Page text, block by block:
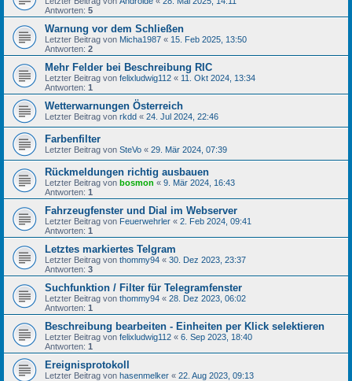
Antworten: 5
Warnung vor dem Schließen
Letzter Beitrag von Micha1987 « 15. Feb 2025, 13:50
Antworten: 2
Mehr Felder bei Beschreibung RIC
Letzter Beitrag von felixludwig112 « 11. Okt 2024, 13:34
Antworten: 1
Wetterwarnungen Österreich
Letzter Beitrag von rkdd « 24. Jul 2024, 22:46
Farbenfilter
Letzter Beitrag von SteVo « 29. Mär 2024, 07:39
Rückmeldungen richtig ausbauen
Letzter Beitrag von bosmon « 9. Mär 2024, 16:43
Antworten: 1
Fahrzeugfenster und Dial im Webserver
Letzter Beitrag von Feuerwehrler « 2. Feb 2024, 09:41
Antworten: 1
Letztes markiertes Telgram
Letzter Beitrag von thommy94 « 30. Dez 2023, 23:37
Antworten: 3
Suchfunktion / Filter für Telegramfenster
Letzter Beitrag von thommy94 « 28. Dez 2023, 06:02
Antworten: 1
Beschreibung bearbeiten - Einheiten per Klick selektieren
Letzter Beitrag von felixludwig112 « 6. Sep 2023, 18:40
Antworten: 1
Ereignisprotokoll
Letzter Beitrag von hasenmelker « 22. Aug 2023, 09:13